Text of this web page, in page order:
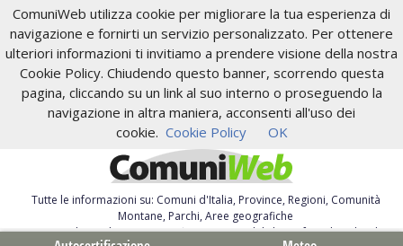
ComuniWeb utilizza cookie per migliorare la tua esperienza di
navigazione e fornirti un servizio personalizzato. Per ottenere
ulteriori informazioni ti invitiamo a prendere visione della nostra
Cookie Policy. Chiudendo questo banner, scorrendo questa
pagina, cliccando su un link al suo interno o proseguendo la
navigazione in altra maniera, acconsenti all'uso dei
cookie. Cookie Policy OK
Tutte le informazioni su: Comuni d'Italia, Province, Regioni, Comunità
Montane, Parchi, Aree geografiche
Servizi al Cittadino. Autocertificazione, moduli, leggi, free download